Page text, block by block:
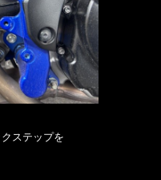
ステップを